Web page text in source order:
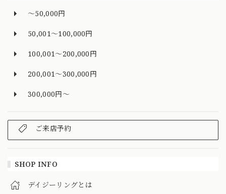
～50,000円
50,001～100,000円
100,001～200,000円
200,001～300,000円
300,000円～
ご来店予約
SHOP INFO
デイジーリングとは